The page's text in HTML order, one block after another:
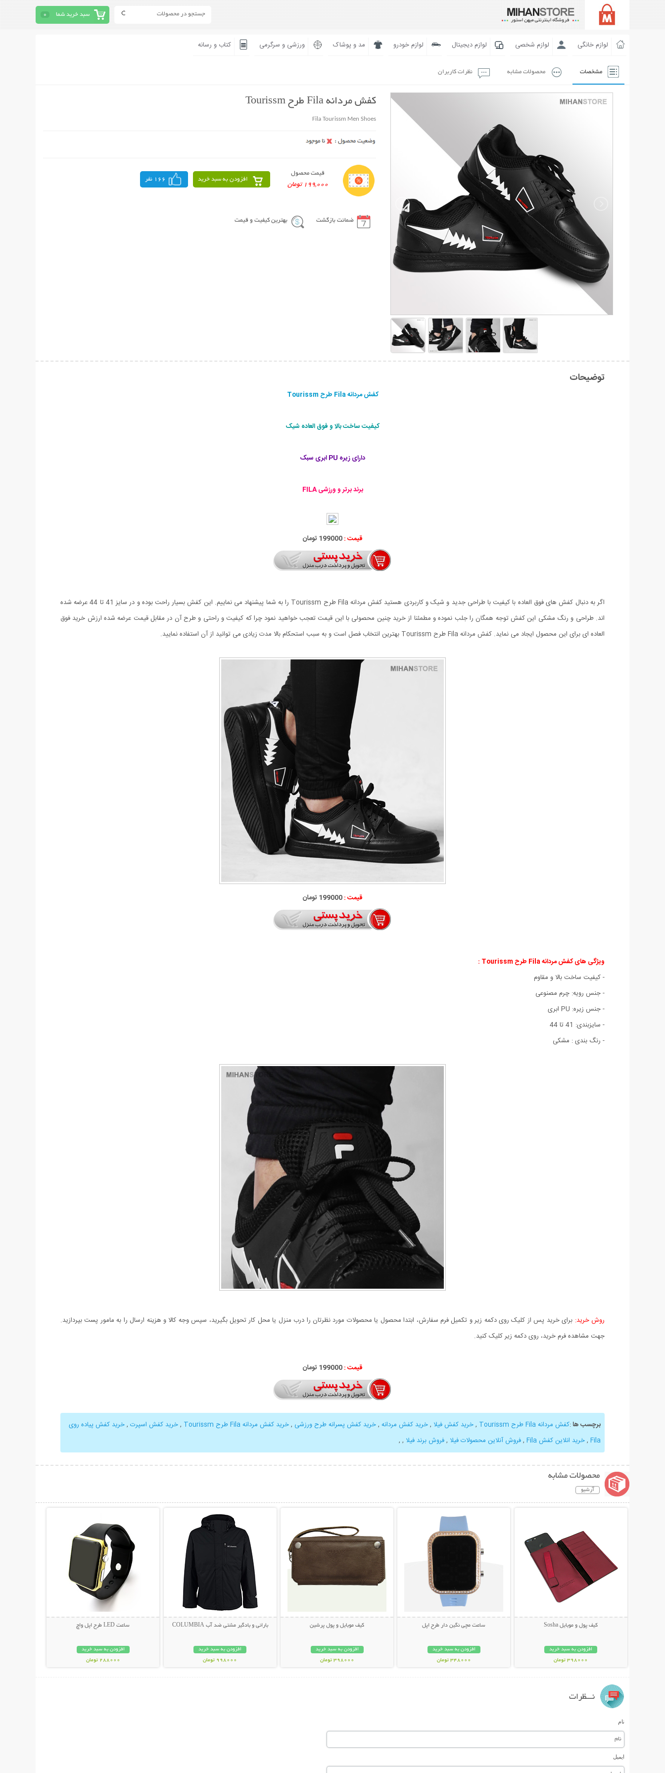
سبد خرید شما 0
لوازم خانگی لوازم شخصی لوازم دیجیتال لوازم خودرو مد و پوشاک ورزشی و سرگرمی کتاب و رسانه
مشخصات محصولات مشابه نظرات کاربران
کفش مردانه Fila طرح Tourissm
Fila Tourissm Men Shoes
قیمت محصول
199,000 تومان
افزودن به سبد خرید 166 نفر
ضمانت بازگشت بهترین کیفیت و قیمت
توضیحات
کفش مردانه Fila طرح Tourissm
کیفیت ساخت بالا و فوق العاده شيک
دارای زیره PU ابری سبک
برند برتر و ورزشی FILA
قیمت :199000 تومان
اگر به دنبال کفش های فوق العاده با کیفیت با طراحی جدید و شیک و کاربردی هستید کفش مردانه Fila طرح Tourissm را به شما پیشنهاد می نماییم. این کفش بسیار راحت بوده و در سایز 41 تا 44 عرضه شده
اند. طراحی و رنگ مشکی این کفش توجه همگان را جلب نموده و مطمئنا از خرید چنین محصولی با این قیمت تعجب خواهید نمود چرا که کیفیت و راحتی و طرح آن در مقابل قیمت عرضه شده ارزش خرید فوق
العاده ای برای این محصول ایجاد می نماید. کفش مردانه Fila طرح Tourissm بهترین انتخاب فصل است و به سبب استحکام بالا مدت زیادی می توانید از آن استفاده نمایید.
قیمت :199000 تومان
ویژگی های کفش مردانه Fila طرح Tourissm :
- کیفیت ساخت بالا و مقاوم
- جنس رویه: چرم مصنوعی
- جنس زیره: PU ابری
- سایزبندی: 41 تا 44
- رنگ بندی : مشکی
روش خرید: برای خرید پس از کلیک روی دکمه زیر و تکمیل فرم سفارش، ابتدا محصول یا محصولات مورد نظرتان را درب منزل یا محل کار تحویل بگیرید، سپس وجه کالا و هزینه ارسال را به مامور پست بپردازید.
جهت مشاهده فرم خرید، روی دکمه زیر کلیک کنید.
قیمت :199000 تومان
برچسب ها:کفش مردانه Fila طرح Tourissm ,خرید کفش فیلا ,خرید کفش مردانه ,خرید کفش پسرانه طرح ورزشی ,خرید کفش مردانه Fila طرح Tourissm ,خرید کفش اسپرت ,خرید کفش پیاده روی
Fila
,خرید انلاین کفش Fila ,فروش آنلاین محصولات فیلا ,فروش برند فیلا ,
,
محصولات مشابه
آرشیو
کیف پول و موبایل Sosha
افزودن به سبد خرید
398000 تومان
ساعت مچی نگین دار طرح اپل
افزودن به سبد خرید
348000 تومان
کیف موبایل و پول پرشین
افزودن به سبد خرید
398000 تومان
بارانی و بادگیر مشتی ضد آب COLUMBIA
افزودن به سبد خرید
998000 تومان
ساعت LED طرح اپل واچ
افزودن به سبد خرید
288000 تومان
نـــظرات
نام
ایمیل